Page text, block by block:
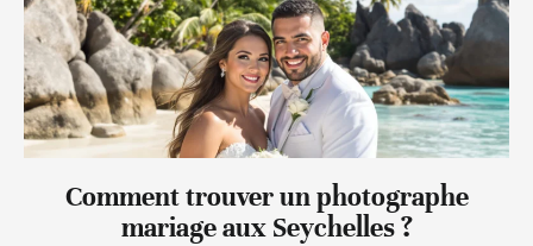
Comment trouver un photographe
mariage aux Seychelles ?